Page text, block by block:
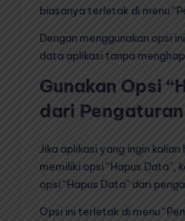
biasanya terletak di menu
Dengan menggunakan opsi
data aplikasi tanpa
Gunakan Opsi
dari Pengaturan
Jika aplikasi yang ingin
memiliki opsi “Hapus Data”,
opsi “Hapus Data” dari
Opsi ini terletak di menu